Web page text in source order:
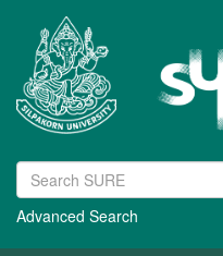
Advanced Search